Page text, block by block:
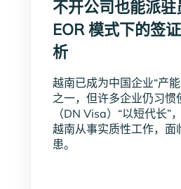
不开公司也能派
EOR 模式下的签
析
越南已成为中国企业“产
之一，但许多企业仍习惯
（DN Visa）“以短代长”
越南从事实质性工作，面
患。